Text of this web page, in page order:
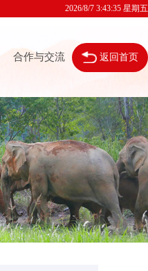
2026/8/7 3:43:37 星期五
合作与交流 返回首页